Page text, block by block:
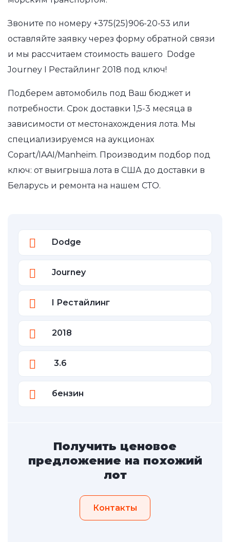
Звоните по номеру +375(25)906-20-53 или
оставляйте заявку через форму обратной связи
и мы рассчитаем стоимость вашего Dodge
Journey I Рестайлинг 2018 под ключ!
Подберем автомобиль под Ваш бюджет и
потребности. Срок доставки 1,5-3 месяца в
зависимости от местонахождения лота. Мы
специализируемся на аукционах
Copart/IAAI/Manheim. Производим подбор под
ключ: от выигрыша лота в США до доставки в
Беларусь и ремонта на нашем СТО.
Dodge
Journey
I Рестайлинг
2018
3.6
бензин
Получить ценовое
предложение на похожий
лот
Контакты